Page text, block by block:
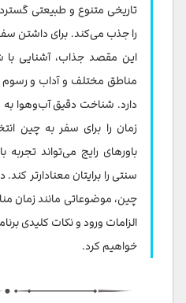
بهترین زمان سفر چین
بهترین زمان سفر به چین
شرایط سفر به چین چیست؟
گردشگر، باید از قبل برای
همچنین آگاهی از مدارک
مثل بیمه مسافرتی و رزرو
کمک می‌کند. در این بخش، به
نیاز برای مسافرت به چین
تاریخی متنوع و طبیعتی
را جذب می‌کند. برای داشتن
این مقصد جذاب، آشنایی با
مناطق مختلف و آداب و
دارد. شناخت دقیق آب‌وهوا
زمان را برای سفر به چین
باورهای رایج می‌تواند
سنتی را برایتان معنادارتر
چین، موضوعاتی مانند زمان
الزامات ورود و نکات کلیدی
خواهیم کرد.